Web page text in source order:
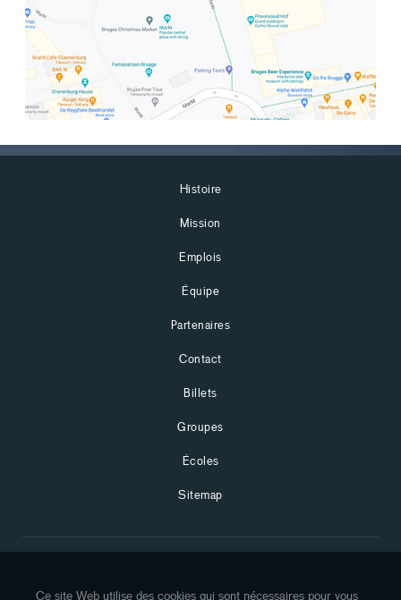
Histoire
Mission
Emplois
Équipe
Partenaires
Contact
Billets
Groupes
Écoles
Sitemap
Ce site Web utilise des cookies qui sont nécessaires pour vous